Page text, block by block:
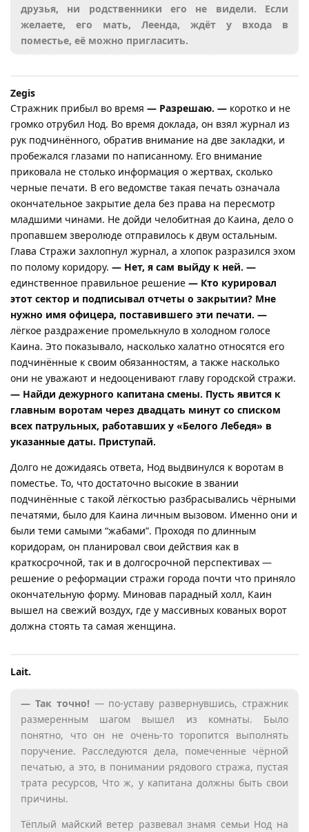
друзья, ни родственники его не видели. Если
желаете, его мать, Леенда, ждёт у входа в
поместье, её можно пригласить.
Zegis
Стражник прибыл во время — Разрешаю. — коротко и не
громко отрубил Нод. Во время доклада, он взял журнал из
рук подчинённого, обратив внимание на две закладки, и
пробежался глазами по написанному. Его внимание
приковала не столько информация о жертвах, сколько
черные печати. В его ведомстве такая печать означала
окончательное закрытие дела без права на пересмотр
младшими чинами. Не дойди челобитная до Каина, дело о
пропавшем зверолюде отправилось к двум остальным.
Глава Стражи захлопнул журнал, а хлопок разразился эхом
по полому коридору. — Нет, я сам выйду к ней. —
единственное правильное решение — Кто курировал
этот сектор и подписывал отчеты о закрытии? Мне
нужно имя офицера, поставившего эти печати. —
лёгкое раздражение промелькнуло в холодном голосе
Каина. Это показывало, насколько халатно относятся его
подчинённые к своим обязанностям, а также насколько
они не уважают и недооценивают главу городской стражи.
— Найди дежурного капитана смены. Пусть явится к
главным воротам через двадцать минут со списком
всех патрульных, работавших у «Белого Лебедя» в
указанные даты. Приступай.
Долго не дожидаясь ответа, Нод выдвинулся к воротам в
поместье. То, что достаточно высокие в звании
подчинённые с такой лёгкостью разбрасывались чёрными
печатями, было для Каина личным вызовом. Именно они и
были теми самыми “жабами”. Проходя по длинным
коридорам, он планировал свои действия как в
краткосрочной, так и в долгосрочной перспективах —
решение о реформации стражи города почти что приняло
окончательную форму. Миновав парадный холл, Каин
вышел на свежий воздух, где у массивных кованых ворот
должна стоять та самая женщина.
Lait.​
— Так точно! — по-уставу развернувшись, стражник
размеренным шагом вышел из комнаты. Было
понятно, что он не очень-то торопится выполнять
поручение. Расследуются дела, помеченные чёрной
печатью, а это, в понимании рядового стража, пустая
трата ресурсов, Что ж, у капитана должны быть свои
причины.
Тёплый майский ветер развевал знамя семьи Нод на